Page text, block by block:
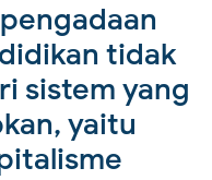
tidak
sistem yang
yaitu